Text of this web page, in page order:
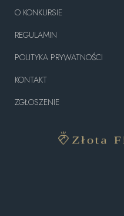
O KONKURSIE
REGULAMIN
POLITYKA PRYWATNOŚCI
KONTAKT
ZGŁOSZENIE